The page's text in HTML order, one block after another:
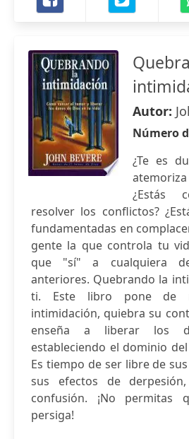
Autor:
Número
¿Te es
¿Estás
resolver los conflictos?
fundamentadas en
gente la que controla tu
que "sí" a cualquiera
anteriores. Quebrando la
ti. Este libro pone de
intimidación, quiebra su
enseña a liberar los
estableciendo el dominio
Es tiempo de ser libre de
sus efectos de
confusión. ¡No
persiga!